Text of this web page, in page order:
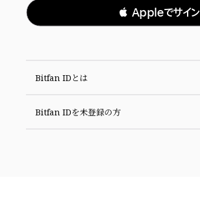
 Appleでサイン
Bitfan IDとは
Bitfan IDを未登録の方